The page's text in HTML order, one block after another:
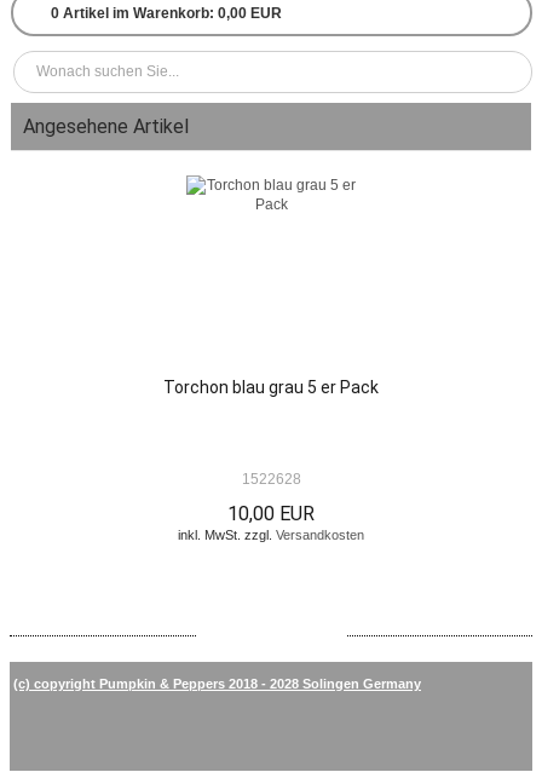
0 Artikel im Warenkorb: 0,00 EUR
Angesehene Artikel
Torchon blau grau 5 er Pack
1522628
10,00 EUR
inkl. MwSt. zzgl. Versandkosten
(c) copyright Pumpkin & Peppers 2018 - 2028 Solingen Germany